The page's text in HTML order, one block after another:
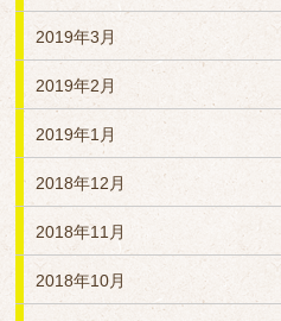
2019年3月
2019年2月
2019年1月
2018年12月
2018年11月
2018年10月